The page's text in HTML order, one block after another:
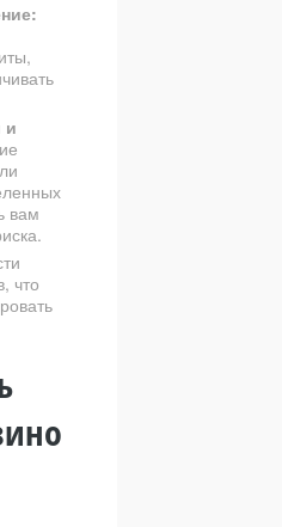
и
вам
что